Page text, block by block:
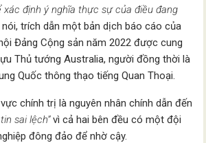
định ý nghĩa thực sự của điều đang
nói, trích dẫn một bản dịch báo cáo của
Đảng Cộng sản năm 2022 được cung
Thủ tướng Australia, người đồng thời là
Quốc thông thạo tiếng Quan Thoại.
chính trị là nguyên nhân chính dẫn đến
sai lệch”vì cả hai bên đều có một đội
đông đảo để nhờ cậy.